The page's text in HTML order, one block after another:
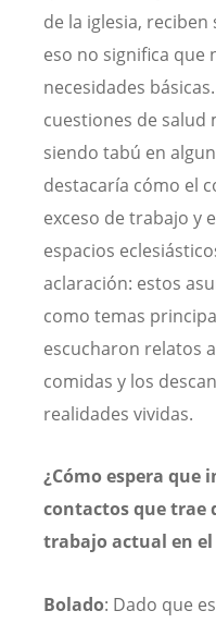
de la iglesia,
eso no significa que
necesidades
cuestiones de salud
siendo tabú en
destacaría cómo el
exceso de trabajo y
espacios
aclaración: estos
como temas
escucharon relatos
comidas y los
realidades vividas.
¿Cómo espera que
contactos que trae
trabajo actual en el
Bolado: Dado que